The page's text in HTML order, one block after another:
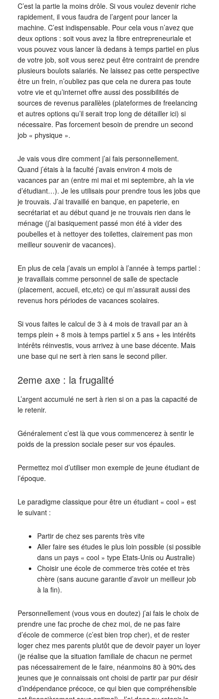
C’est la partie la moins drôle. Si vous voulez devenir riche
rapidement, il vous faudra de l’argent pour lancer la
machine. C’est indispensable. Pour cela vous n’avez que
deux options : soit vous avez la fibre entrepreneuriale et
vous pouvez vous lancer là dedans à temps partiel en plus
de votre job, soit vous serez peut être contraint de prendre
plusieurs boulots salariés. Ne laissez pas cette perspective
être un frein, n’oubliez pas que cela ne durera pas toute
votre vie et qu’internet offre aussi des possibilités de
sources de revenus parallèles (plateformes de freelancing
et autres options qu’il serait trop long de détailler ici) si
nécessaire. Pas forcement besoin de prendre un second
job « physique ».
Je vais vous dire comment j’ai fais personnellement.
Quand j’étais à la faculté j’avais environ 4 mois de
vacances par an (entre mi mai et mi septembre, ah la vie
d’étudiant…). Je les utilisais pour prendre tous les jobs que
je trouvais. J’ai travaillé en banque, en papeterie, en
secrétariat et au début quand je ne trouvais rien dans le
ménage (j’ai basiquement passé mon été à vider des
poubelles et à nettoyer des toilettes, clairement pas mon
meilleur souvenir de vacances).
En plus de cela j’avais un emploi à l’année à temps partiel :
je travaillais comme personnel de salle de spectacle
(placement, accueil, etc,etc) ce qui m’assurait aussi des
revenus hors périodes de vacances scolaires.
Si vous faites le calcul de 3 à 4 mois de travail par an à
temps plein + 8 mois à temps partiel x 5 ans + les intérêts
intérêts réinvestis, vous arrivez à une base décente. Mais
une base qui ne sert à rien sans le second pilier.
2eme axe : la frugalité
L’argent accumulé ne sert à rien si on a pas la capacité de
le retenir.
Généralement c’est là que vous commencerez à sentir le
poids de la pression sociale peser sur vos épaules.
Permettez moi d’utiliser mon exemple de jeune étudiant de
l’époque.
Le paradigme classique pour être un étudiant « cool » est
le suivant :
Partir de chez ses parents très vite
Aller faire ses études le plus loin possible (si possible
dans un pays « cool » type Etats-Unis ou Australie)
Choisir une école de commerce très cotée et très
chère (sans aucune garantie d’avoir un meilleur job
à la fin).
Personnellement (vous vous en doutez) j’ai fais le choix de
prendre une fac proche de chez moi, de ne pas faire
d’école de commerce (c’est bien trop cher), et de rester
loger chez mes parents plutôt que de devoir payer un loyer
(je réalise que la situation familiale de chacun ne permet
pas nécessairement de le faire, néanmoins 80 à 90% des
jeunes que je connaissais ont choisi de partir par pur désir
d’indépendance précoce, ce qui bien que compréhensible